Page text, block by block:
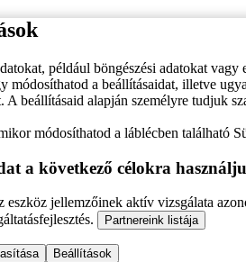
például böngészési adatokat
módosíthatod a beállításaidat, illetve
A beállításaid alapján személyre tudjuk
módosíthatod a láblécben található
a következő célokra
eszköz jellemzőinek aktív vizsgálata
Partnereink listája
Beállítások